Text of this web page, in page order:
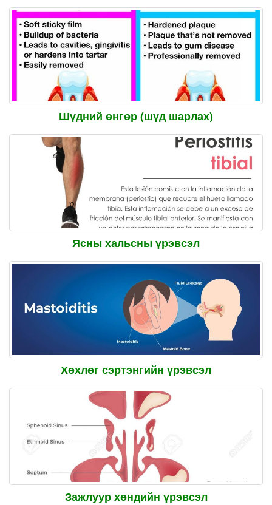
Шүдний өнгөр (шүд шарлах)
Ясны хальсны үрэвсэл
Хөхлөг сэртэнгийн үрэвсэл
Зажлуур хөндийн үрэвсэл